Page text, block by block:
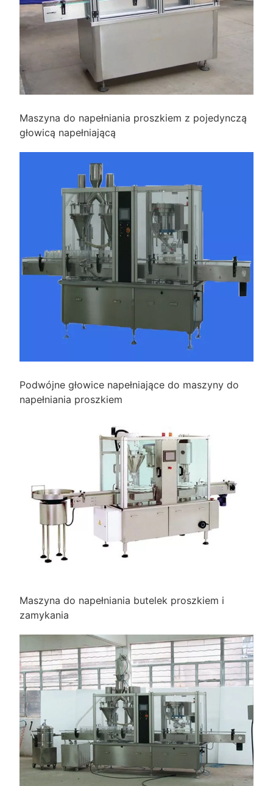
Maszyna do napełniania proszkiem z pojedynczą
głowicą napełniającą
Podwójne głowice napełniające do maszyny do
napełniania proszkiem
Maszyna do napełniania butelek proszkiem i
zamykania